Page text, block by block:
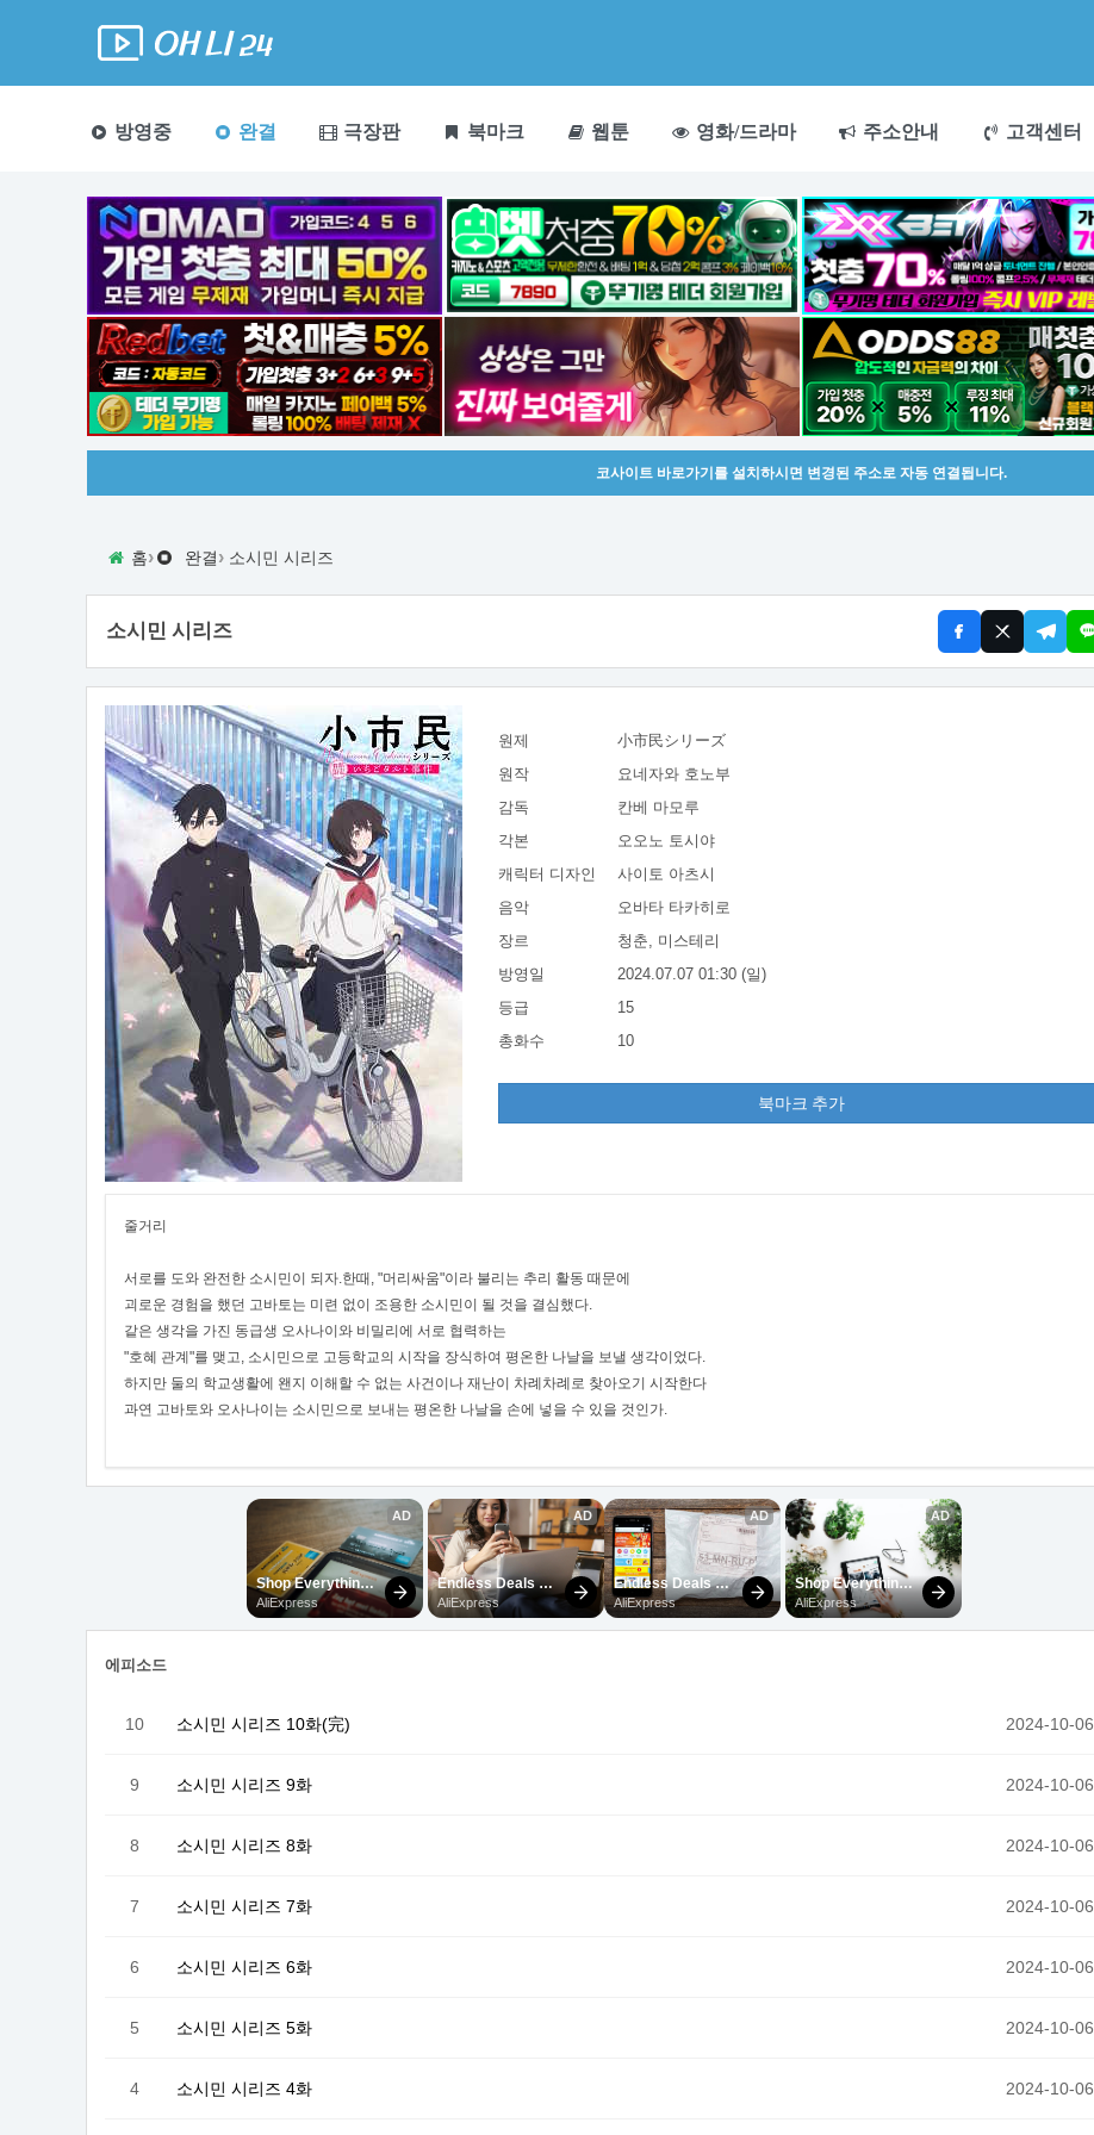
방영중 완결 극장판 북마크 웹툰 영화/드라마 주소안내 고객센터
코사이트 바로가기를 설치하시면 변경된 주소로 자동 연결됩니다.
홈› 완결› 소시민 시리즈
소시민 시리즈
원제
小市民シリーズ
원작
요네자와 호노부
감독
칸베 마모루
각본
오오노 토시야
캐릭터 디자인
사이토 아츠시
음악
오바타 타카히로
장르
청춘, 미스테리
방영일
2024.07.07 01:30 (일)
등급
15
총화수
10
북마크 추가
줄거리
서로를 도와 완전한 소시민이 되자.한때, "머리싸움"이라 불리는 추리 활동 때문에
괴로운 경험을 했던 고바토는 미련 없이 조용한 소시민이 될 것을 결심했다.
같은 생각을 가진 동급생 오사나이와 비밀리에 서로 협력하는
"호혜 관계"를 맺고, 소시민으로 고등학교의 시작을 장식하여 평온한 나날을 보낼 생각이었다.
하지만 둘의 학교생활에 왠지 이해할 수 없는 사건이나 재난이 차례차례로 찾아오기 시작한다
과연 고바토와 오사나이는 소시민으로 보내는 평온한 나날을 손에 넣을 수 있을 것인가.
에피소드
10 소시민 시리즈 10화(完) 2024-10-06
9 소시민 시리즈 9화 2024-10-06
8 소시민 시리즈 8화 2024-10-06
7 소시민 시리즈 7화 2024-10-06
6 소시민 시리즈 6화 2024-10-06
5 소시민 시리즈 5화 2024-10-06
4 소시민 시리즈 4화 2024-10-06